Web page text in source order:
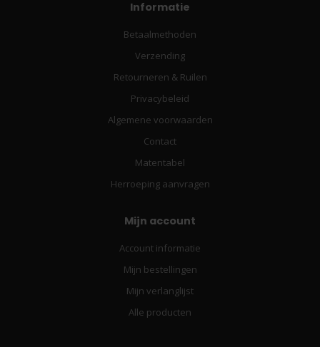
Informatie
Betaalmethoden
Verzending
Retourneren & Ruilen
Privacybeleid
Algemene voorwaarden
Contact
Matentabel
Herroeping aanvragen
Mijn account
Account informatie
Mijn bestellingen
Mijn verlanglijst
Alle producten